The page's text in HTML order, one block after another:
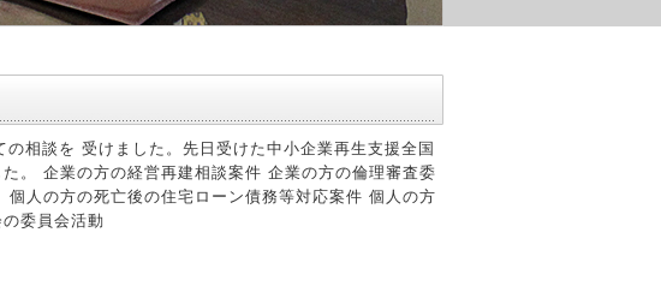
相談を 受けました。先日受けた中小企業再生支援全国
。 企業の方の経営再建相談案件 企業の方の倫理審査委
人の方の死亡後の住宅ローン債務等対応案件 個人の方
委員会活動